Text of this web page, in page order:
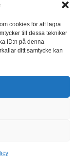
cookies för att lagra
till dessa tekniker
ID:n på denna
ditt samtycke kan